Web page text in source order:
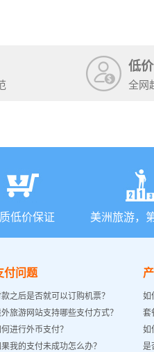
低
全网
低价保证
美洲旅游，
付问题
之后是否就可以订购机票？
旅游网站支持哪些支付方式？
进行外币支付？
我的支付未成功怎么办？
如
套
如
是